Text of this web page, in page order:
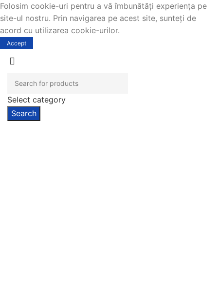
Folosim cookie-uri pentru a vă îmbunătăți experiența pe
site-ul nostru. Prin navigarea pe acest site, sunteți de
acord cu utilizarea cookie-urilor.
Accept
Select category
Search